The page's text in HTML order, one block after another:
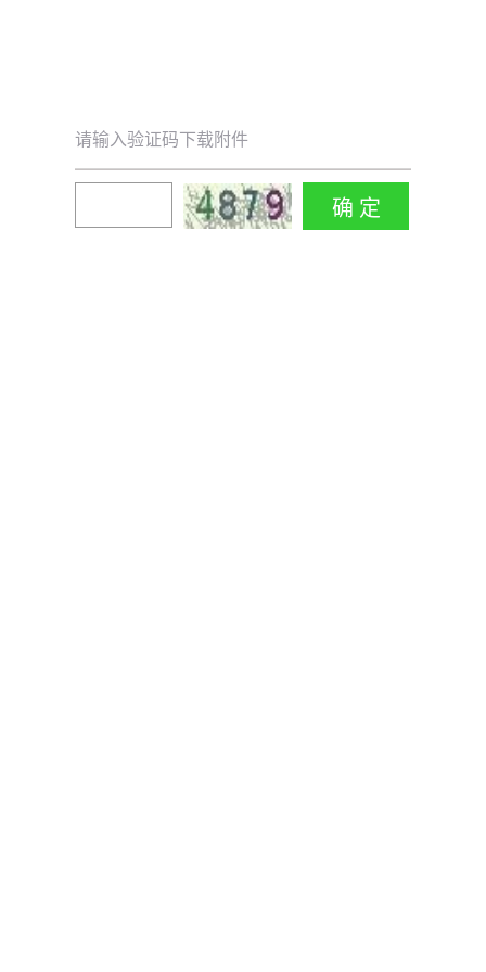
请输入验证码下载附件